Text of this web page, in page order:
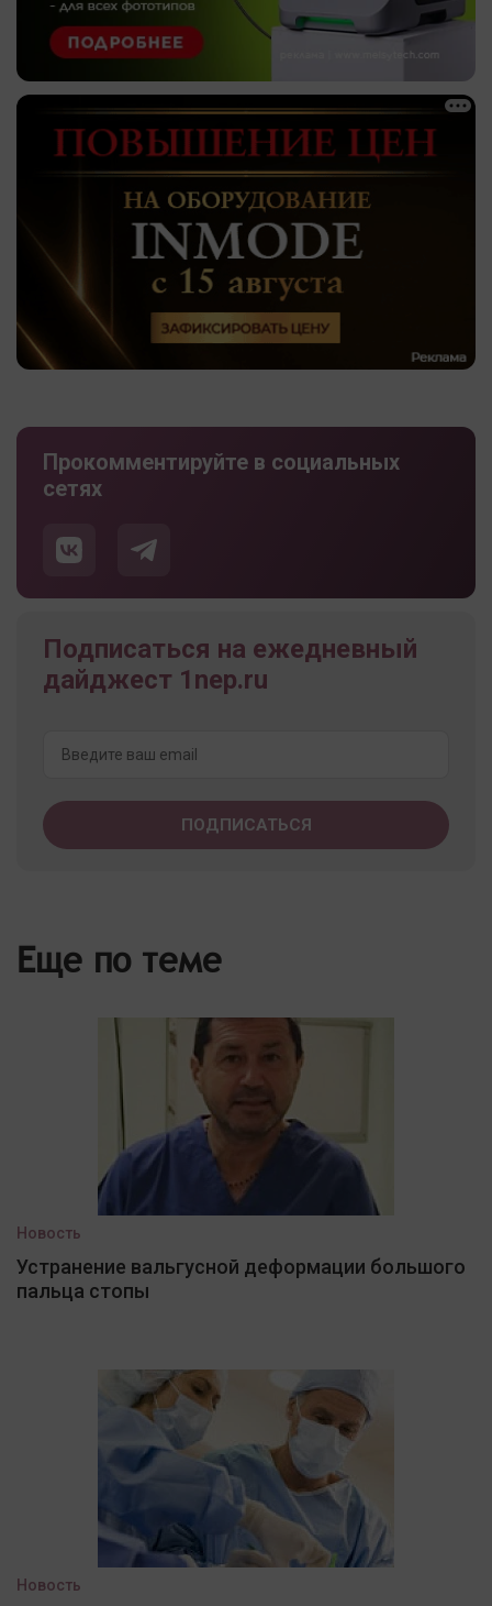
Прокомментируйте в социальных
сетях
Подписаться на ежедневный
дайджест 1nep.ru
Еще по теме
Новость
Устранение вальгусной деформации большого
пальца стопы
Новость